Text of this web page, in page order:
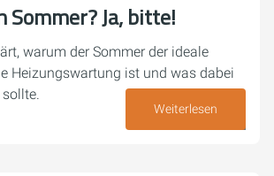
Sommer? Ja, bitte!
warum der Sommer der ideale
Heizungswartung ist und was dabei
Weiterlesen